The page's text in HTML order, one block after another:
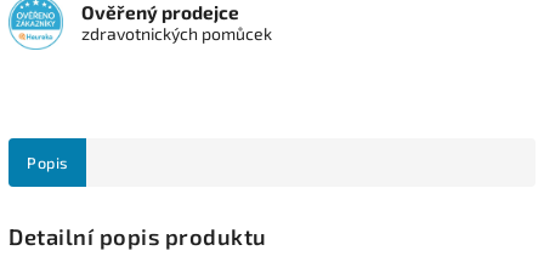
Ověřený prodejce
zdravotnických pomůcek
Popis
Detailní popis produktu